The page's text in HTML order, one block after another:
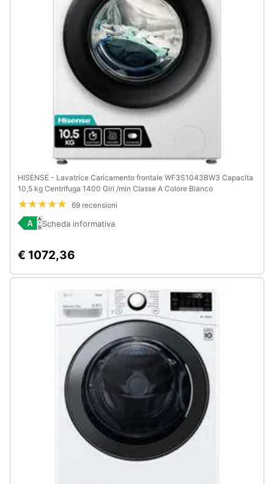
HISENSE - Lavatrice Caricamento frontale WF3S1043BW3 Capacita
10,5 kg Centrifuga 1400 Giri /min Classe A Colore Bianco
69 recensioni
Scheda informativa
€ 1072,36